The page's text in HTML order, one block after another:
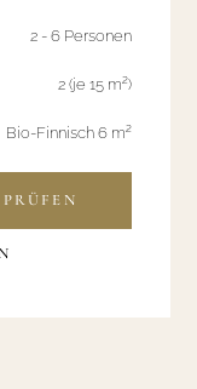
2 - 6 Personen
2 (je 15 m²)
Bio-Finnisch 6 m²